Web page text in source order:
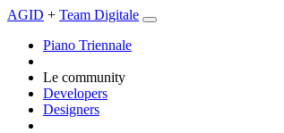
AGID + Team Digitale
Piano Triennale
Le community
Developers
Designers